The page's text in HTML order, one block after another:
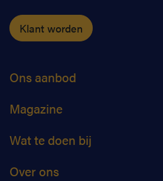
Klant worden
Ons aanbod
Magazine
Wat te doen bij
Over ons